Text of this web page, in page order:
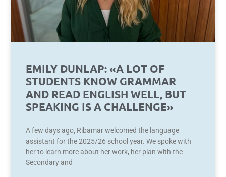
EMILY DUNLAP: «A LOT OF
STUDENTS KNOW GRAMMAR
AND READ ENGLISH WELL, BUT
SPEAKING IS A CHALLENGE»
A few days ago, Ribamar welcomed the language
assistant for the 2025/26 school year. We spoke with
her to learn more about her work, her plan with the
Secondary and